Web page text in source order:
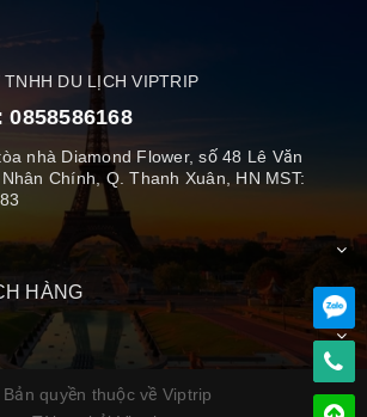
DU LỊCH VIPTRIP
0858586168
nhà Diamond Flower, số 48 Lê Văn
Chính, Q. Thanh Xuân, HN MST:
HÀNG
quyền thuộc về Viptrip